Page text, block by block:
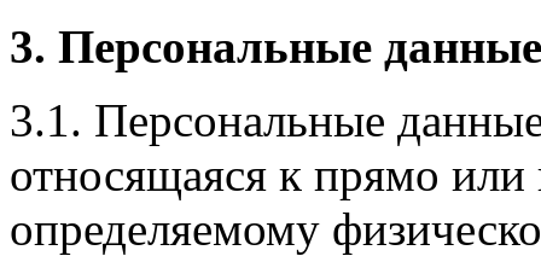
3. Персональные
3.1. Персональные
относящаяся к прямо
определяемому